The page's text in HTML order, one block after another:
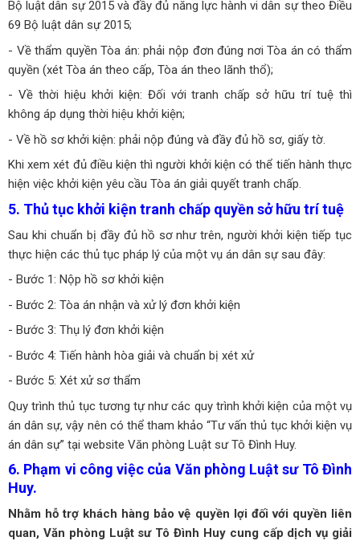
Bộ luật dân sự 2015 và đầy đủ năng lực hành vi dân sự theo Điều
69 Bộ luật dân sự 2015;
- Về thẩm quyền Tòa án: phải nộp đơn đúng nơi Tòa án có thẩm
quyền (xét Tòa án theo cấp, Tòa án theo lãnh thổ);
- Về thời hiệu khởi kiện: Đối với tranh chấp sở hữu trí tuệ thì
không áp dụng thời hiệu khởi kiện;
- Về hồ sơ khởi kiện: phải nộp đúng và đầy đủ hồ sơ, giấy tờ.
Khi xem xét đủ điều kiện thì người khởi kiện có thể tiến hành thực
hiện việc khởi kiện yêu cầu Tòa án giải quyết tranh chấp.
5. Thủ tục khởi kiện tranh chấp quyền sở hữu trí tuệ
Sau khi chuẩn bị đầy đủ hồ sơ như trên, người khởi kiện tiếp tục
thực hiện các thủ tục pháp lý của một vụ án dân sự sau đây:
- Bước 1: Nộp hồ sơ khởi kiện
- Bước 2: Tòa án nhận và xử lý đơn khởi kiện
- Bước 3: Thụ lý đơn khởi kiện
- Bước 4: Tiến hành hòa giải và chuẩn bị xét xử
- Bước 5: Xét xử sơ thẩm
Quy trình thủ tục tương tự như các quy trình khởi kiện của một vụ
án dân sự, vậy nên có thể tham khảo “Tư vấn thủ tục khởi kiện vụ
án dân sự” tại website Văn phòng Luật sư Tô Đình Huy.
6. Phạm vi công việc của Văn phòng Luật sư Tô Đình
Huy.
Nhằm hỗ trợ khách hàng bảo vệ quyền lợi đối với quyền liên
quan, Văn phòng Luật sư Tô Đình Huy cung cấp dịch vụ giải